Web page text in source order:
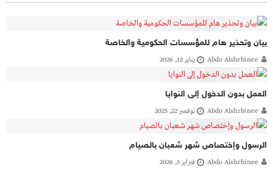
بيان وتحذير هام للمؤسسات الحكومية والخاصة
Abdo Alshrbinee يناير 12, 2026
العمل بدون الدخول إلى النوايا
Abdo Alshrbinee نوفمبر 22, 2025
الرسول وإختصاص شهر شعبان بالصيام
Abdo Alshrbinee فبراير 5, 2026